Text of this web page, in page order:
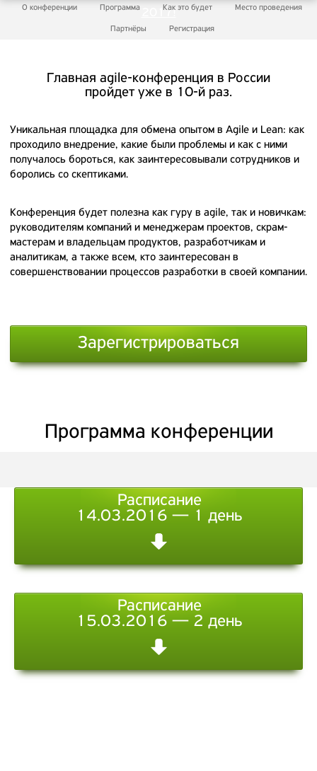
2017!
О конференции Программа Как это будет Место проведения
Партнёры Регистрация
Главная agile-конференция в России
пройдет уже в 10-й раз.
Уникальная площадка для обмена опытом в Agile и Lean: как
проходило внедрение, какие были проблемы и как с ними
получалось бороться, как заинтересовывали сотрудников и
боролись со скептиками.
Конференция будет полезна как гуру в agile, так и новичкам:
руководителям компаний и менеджерам проектов, скрам-
мастерам и владельцам продуктов, разработчикам и
аналитикам, а также всем, кто заинтересован в
совершенствовании процессов разработки в своей компании.
Зарегистрироваться
Программа конференции
Расписание
14.03.2016 — 1 день
Расписание
15.03.2016 — 2 день